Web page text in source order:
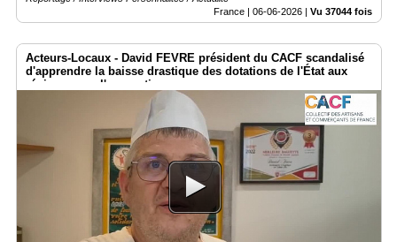
France | 06-06-2026 Vu 37044 fois
Acteurs-Locaux - David FEVRE président du CACF scandalisé
d'apprendre la baisse drastique des dotations de l'État aux
régions pour l'apprentissage.